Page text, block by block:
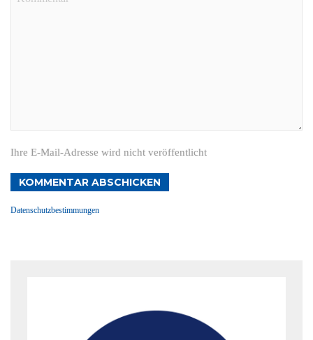
Ihre E-Mail-Adresse wird nicht veröffentlicht
KOMMENTAR ABSCHICKEN
Datenschutzbestimmungen